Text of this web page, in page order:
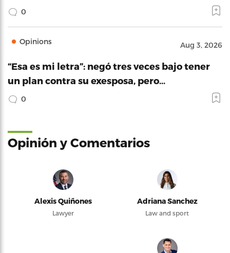
0
Opinions Aug 3, 2026
“Esa es mi letra”: negó tres veces bajo tener
un plan contra su exesposa, pero…
0
Opinión y Comentarios
Alexis Quiñones
Lawyer
Adriana Sanchez
Law and sport